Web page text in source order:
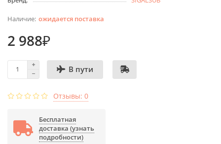
ожидается поставка
2 988₽
В пути
Отзывы: 0
Бесплатная
доставка (узнать
подробности)